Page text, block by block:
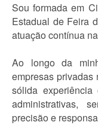
Sou formada em
Estadual de Feira
atuação contínua
Ao longo da
empresas privadas
sólida
administrativas,
precisão e